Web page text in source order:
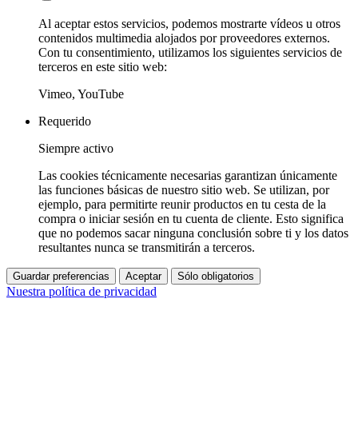
Al aceptar estos servicios, podemos mostrarte vídeos u otros
contenidos multimedia alojados por proveedores externos.
Con tu consentimiento, utilizamos los siguientes servicios de
terceros en este sitio web:
Vimeo, YouTube
Requerido
Siempre activo
Las cookies técnicamente necesarias garantizan únicamente
las funciones básicas de nuestro sitio web. Se utilizan, por
ejemplo, para permitirte reunir productos en tu cesta de la
compra o iniciar sesión en tu cuenta de cliente. Esto significa
que no podemos sacar ninguna conclusión sobre ti y los datos
resultantes nunca se transmitirán a terceros.
Guardar preferencias Aceptar Sólo obligatorios
Nuestra política de privacidad